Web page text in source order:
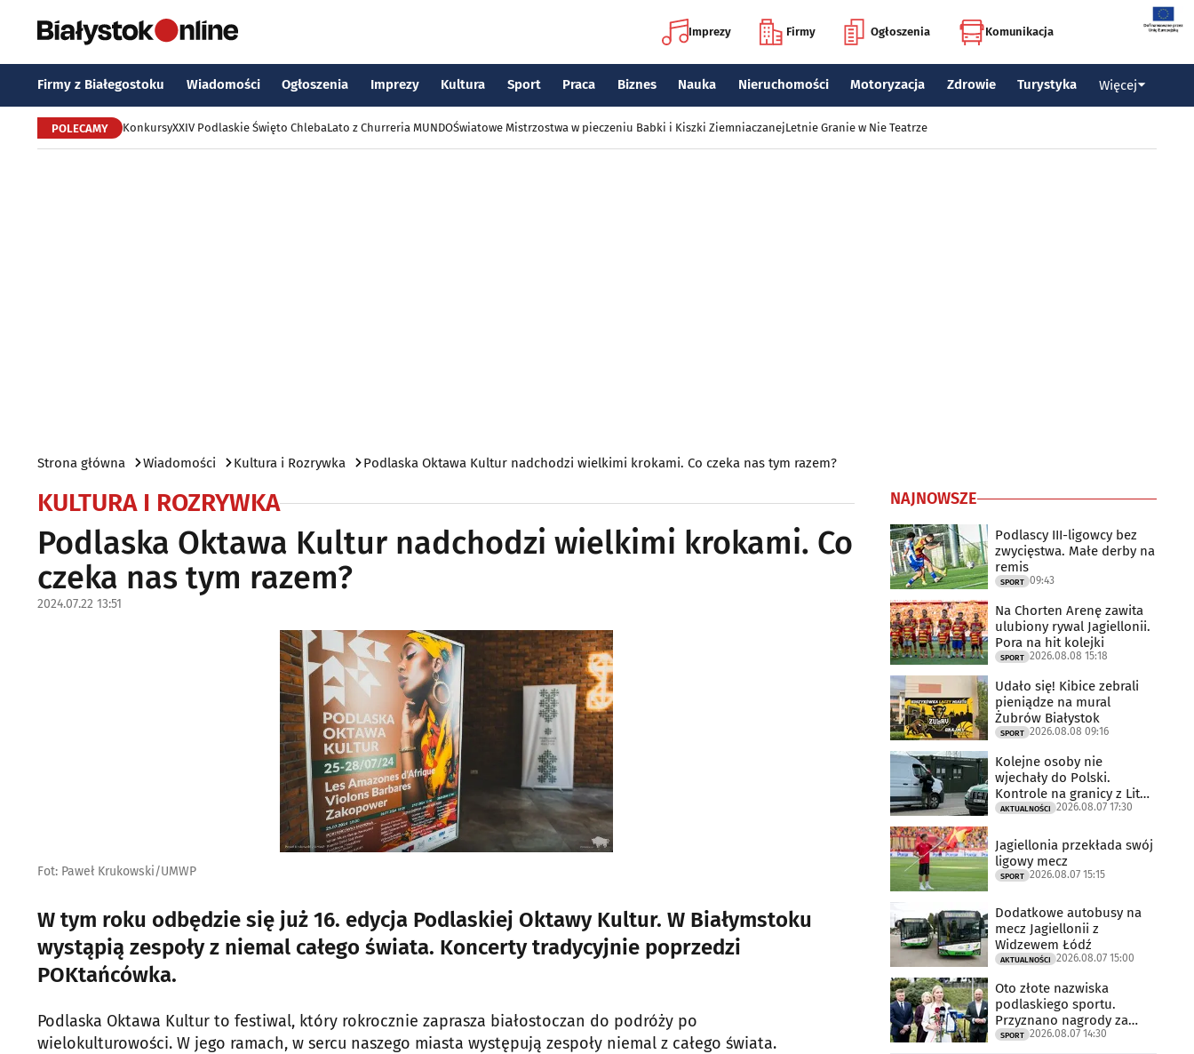
Imprezy Firmy Ogłoszenia Komunikacja
Firmy z Białegostoku Wiadomości Ogłoszenia Imprezy Kultura Sport Praca Biznes Nauka Nieruchomości Motoryzacja Zdrowie Turystyka Więcej
POLECAMY KonkursyXXIV Podlaskie Święto ChlebaLato z Churreria MUNDOŚwiatowe Mistrzostwa w pieczeniu Babki i Kiszki ZiemniaczanejLetnie Granie w Nie Teatrze
Strona główna Wiadomości Kultura i Rozrywka Podlaska Oktawa Kultur nadchodzi wielkimi krokami. Co czeka nas tym razem?
KULTURA I ROZRYWKA
Podlaska Oktawa Kultur nadchodzi wielkimi krokami. Co
czeka nas tym razem?
2024.07.22 13:51
Fot: Paweł Krukowski/UMWP
W tym roku odbędzie się już 16. edycja Podlaskiej Oktawy Kultur. W Białymstoku
wystąpią zespoły z niemal całego świata. Koncerty tradycyjnie poprzedzi
POKtańcówka.
Podlaska Oktawa Kultur to festiwal, który rokrocznie zaprasza białostoczan do podróży po
wielokulturowości. W jego ramach, w sercu naszego miasta występują zespoły niemal z całego świata.
NAJNOWSZE
Podlascy III-ligowcy bez
zwycięstwa. Małe derby na
remis
SPORT 09:43
Na Chorten Arenę zawita
ulubiony rywal Jagiellonii.
Pora na hit kolejki
SPORT 2026.08.08 15:18
Udało się! Kibice zebrali
pieniądze na mural
Żubrów Białystok
SPORT 2026.08.08 09:16
Kolejne osoby nie
wjechały do Polski.
Kontrole na granicy z Litwą
trwają
AKTUALNOŚCI 2026.08.07 17:30
Jagiellonia przekłada swój
ligowy mecz
SPORT 2026.08.07 15:15
Dodatkowe autobusy na
mecz Jagiellonii z
Widzewem Łódź
AKTUALNOŚCI 2026.08.07 15:00
Oto złote nazwiska
podlaskiego sportu.
Przyznano nagrody za
2025 rok
SPORT 2026.08.07 14:30